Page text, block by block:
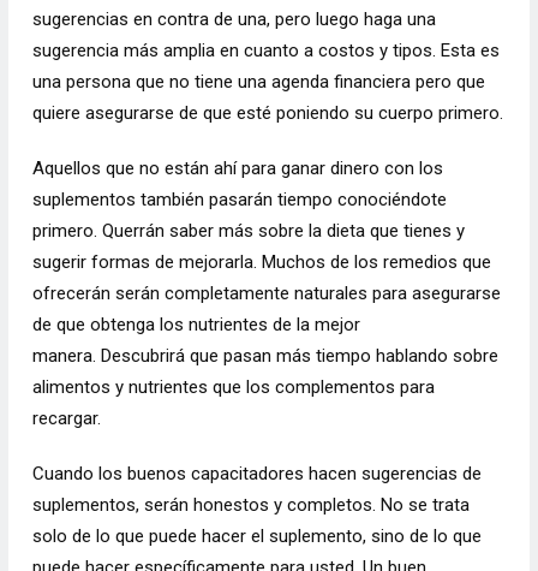
sugerencias en contra de una, pero luego haga una
sugerencia más amplia en cuanto a costos y tipos. Esta es
una persona que no tiene una agenda financiera pero que
quiere asegurarse de que esté poniendo su cuerpo primero.
Aquellos que no están ahí para ganar dinero con los
suplementos también pasarán tiempo conociéndote
primero. Querrán saber más sobre la dieta que tienes y
sugerir formas de mejorarla. Muchos de los remedios que
ofrecerán serán completamente naturales para asegurarse
de que obtenga los nutrientes de la mejor
manera. Descubrirá que pasan más tiempo hablando sobre
alimentos y nutrientes que los complementos para
recargar.
Cuando los buenos capacitadores hacen sugerencias de
suplementos, serán honestos y completos. No se trata
solo de lo que puede hacer el suplemento, sino de lo que